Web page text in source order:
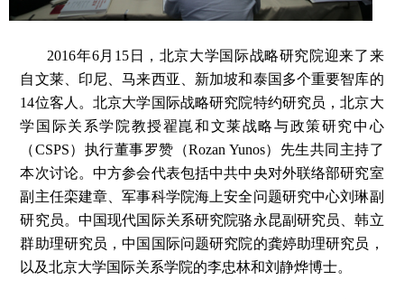
2016年6月15日，北京大学国际战略研究院迎来了来
自文莱、印尼、马来西亚、新加坡和泰国多个重要智库的
14位客人。北京大学国际战略研究院特约研究员，北京大
学国际关系学院教授翟崑和文莱战略与政策研究中心
（CSPS）执行董事罗赞（Rozan Yunos）先生共同主持了
本次讨论。中方参会代表包括中共中央对外联络部研究室
副主任栾建章、军事科学院海上安全问题研究中心刘琳副
研究员。中国现代国际关系研究院骆永昆副研究员、韩立
群助理研究员，中国国际问题研究院的龚婷助理研究员，
以及北京大学国际关系学院的李忠林和刘静烨博士。